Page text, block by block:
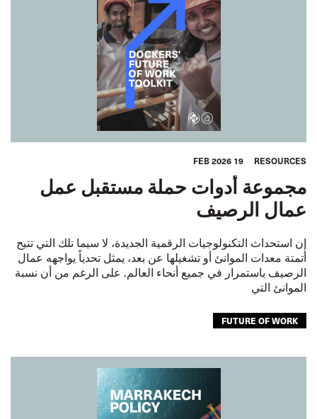
RESOURCES
19 FEB 2026
مجموعة أدوات حملة مستقبل عمل
عمال الرصيف
إن استحداث التكنولوجيات الرقمية الجديدة، لا سيما تلك التي تتيح
أتمتة معدات الموانئ أو تشغيلها عن بعد، يمثل تحدياً يواجهه عمال
الرصيف باستمرار في جميع أنحاء العالم. على الرغم من أن نسبة
الموانئ التي
FUTURE OF WORK